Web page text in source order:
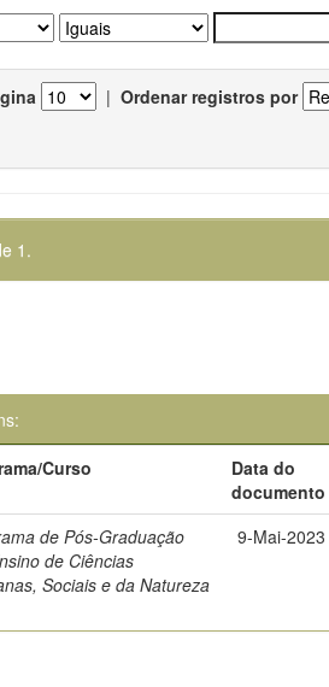
| Ordenar registros por
1.
Curso
Data do
documento
de Pós-Graduação
de Ciências
Sociais e da Natureza
9-Mai-2023